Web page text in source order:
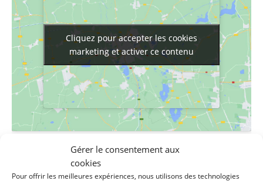
Gérer le consentement aux
cookies
Pour offrir les meilleures expériences, nous utilisons des technologies
Maison de la solidarité
Cliquez pour accepter les cookies
marketing et activer ce contenu
Cliquez pour accepter les cookies
marketing et activer ce contenu